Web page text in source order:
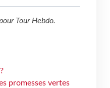
Tour Hebdo.
promesses vertes